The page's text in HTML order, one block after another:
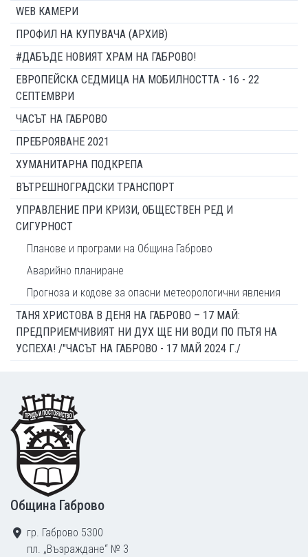
WEB КАМЕРИ
ПРОФИЛ НА КУПУВАЧА (АРХИВ)
#ДАБЪДЕ НОВИЯТ ХРАМ НА ГАБРОВО!
ЕВРОПЕЙСКА СЕДМИЦА НА МОБИЛНОСТТА - 16 - 22
СЕПТЕМВРИ
ЧАСЪТ НА ГАБРОВО
ПРЕБРОЯВАНЕ 2021
ХУМАНИТАРНА ПОДКРЕПА
ВЪТРЕШНОГРАДСКИ ТРАНСПОРТ
УПРАВЛЕНИЕ ПРИ КРИЗИ, ОБЩЕСТВЕН РЕД И
СИГУРНОСТ
Планове и програми на Община Габрово
Аварийно планиране
Прогноза и кодове за опасни метеорологични явления
ТАНЯ ХРИСТОВА В ДЕНЯ НА ГАБРОВО – 17 МАЙ:
ПРЕДПРИЕМЧИВИЯТ НИ ДУХ ЩЕ НИ ВОДИ ПО ПЪТЯ НА
УСПЕХА! /"ЧАСЪТ НА ГАБРОВО - 17 МАЙ 2024 Г./
Footer
Община Габрово
гр. Габрово 5300
пл. „Възраждане“ № 3